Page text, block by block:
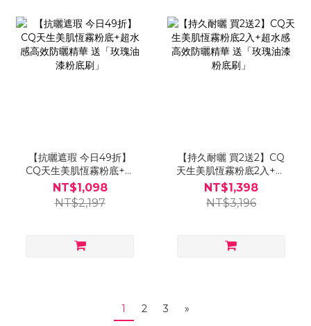
【抗曬遮瑕 今日49折】
CQ天生美肌恆霧粉底+超
水感高效防曬精華 送「玫
瑰油漆粉底刷」
NT$1,098
NT$2,197
【持久耐曬 買2送2】CQ
天生美肌恆霧粉底2入+超
水感高效防曬精華 送「玫
瑰油漆粉底刷」
NT$1,398
NT$3,196
1 2 3 »